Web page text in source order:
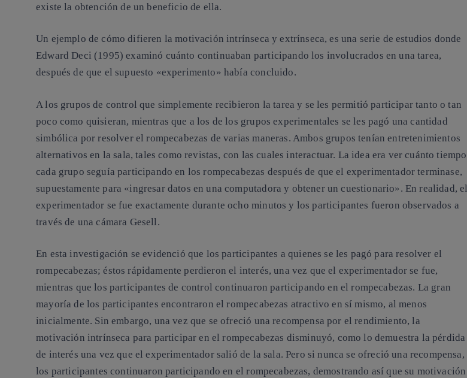
existe la obtención de un beneficio de ella.
Un ejemplo de cómo difieren la motivación intrínseca y extrínseca, es una serie de estudios donde
Edward Deci (1995) examinó cuánto continuaban participando los involucrados en una tarea,
después de que el supuesto «experimento» había concluido.
A los grupos de control que simplemente recibieron la tarea y se les permitió participar tanto o tan
poco como quisieran, mientras que a los de los grupos experimentales se les pagó una cantidad
simbólica por resolver el rompecabezas de varias maneras. Ambos grupos tenían entretenimientos
alternativos en la sala, tales como revistas, con las cuales interactuar. La idea era ver cuánto tiempo
cada grupo seguía participando en los rompecabezas después de que el experimentador terminase,
supuestamente para «ingresar datos en una computadora y obtener un cuestionario». En realidad, el
experimentador se fue exactamente durante ocho minutos y los participantes fueron observados a
través de una cámara Gesell.
En esta investigación se evidenció que los participantes a quienes se les pagó para resolver el
rompecabezas; éstos rápidamente perdieron el interés, una vez que el experimentador se fue,
mientras que los participantes de control continuaron participando en el rompecabezas. La gran
mayoría de los participantes encontraron el rompecabezas atractivo en sí mismo, al menos
inicialmente. Sin embargo, una vez que se ofreció una recompensa por el rendimiento, la
motivación intrínseca para participar en el rompecabezas disminuyó, como lo demuestra la pérdida
de interés una vez que el experimentador salió de la sala. Pero si nunca se ofreció una recompensa,
los participantes continuaron participando en el rompecabezas, demostrando así que su motivación